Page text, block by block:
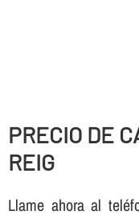
PRECIO DE
REIG
Llame ahora al